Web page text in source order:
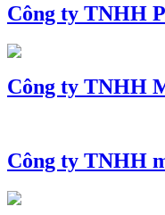
Công ty TNHH
Công ty TNHH
Công ty TNHH